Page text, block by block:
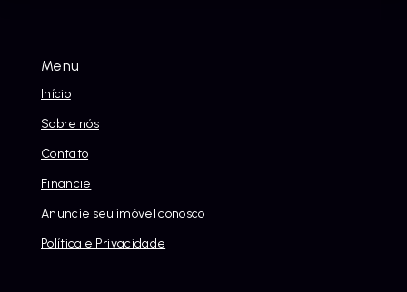
Menu
Início
Sobre nós
Contato
Financie
Anuncie seu imóvel conosco
Política e Privacidade